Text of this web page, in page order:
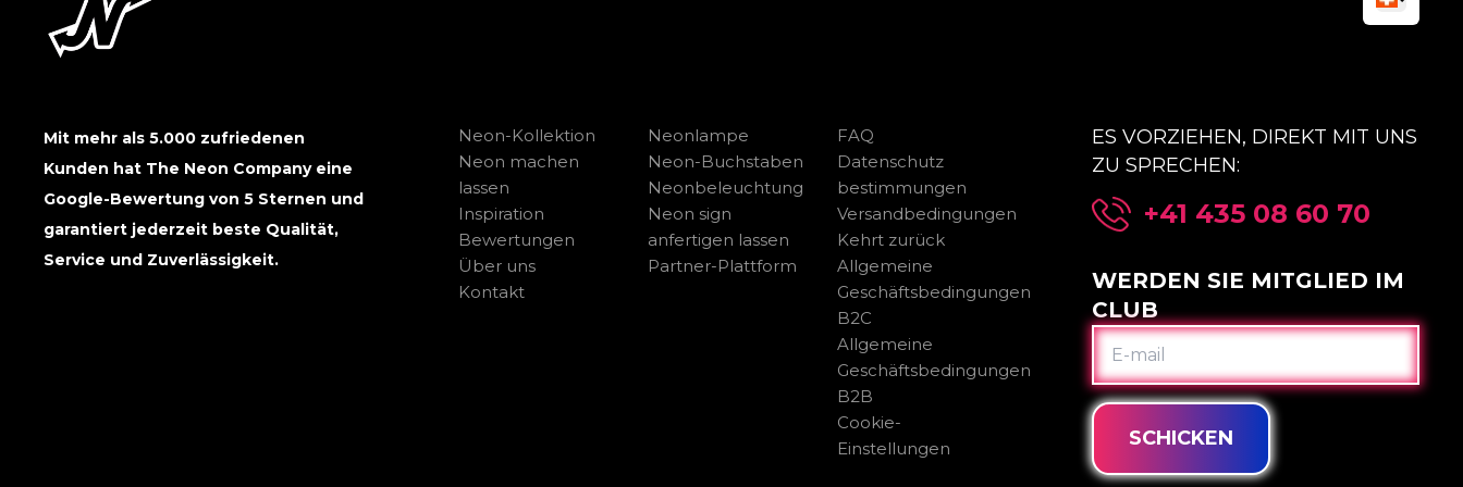
Mit mehr als 5.000 zufriedenen
Kunden hat The Neon Company eine
Google-Bewertung von 5 Sternen und
garantiert jederzeit beste Qualität,
Service und Zuverlässigkeit.
Neon-Kollektion
Neon machen
lassen
Inspiration
Bewertungen
Über uns
Kontakt
Neonlampe
Neon-Buchstaben
Neonbeleuchtung
Neon sign
anfertigen lassen
Partner-Plattform
FAQ
Datenschutz
bestimmungen
Versandbedingungen
Kehrt zurück
Allgemeine
Geschäftsbedingungen
B2C
Allgemeine
Geschäftsbedingungen
B2B
Cookie-
Einstellungen
ES VORZIEHEN, DIREKT MIT UNS
ZU SPRECHEN:
+41 435 08 60 70
WERDEN SIE MITGLIED IM
CLUB
E-
MAIL
SCHICKEN